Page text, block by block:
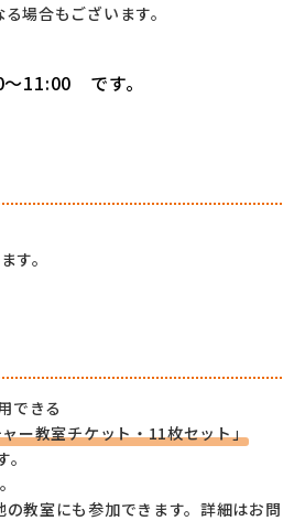
場合もございます。
11:00 です。
す。
できる
ー教室チケット・11枚セット」
教室にも参加できます。詳細はお問